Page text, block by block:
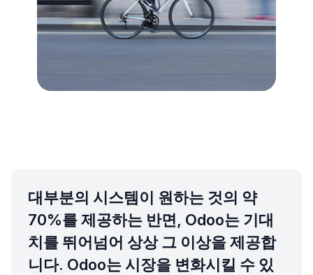
대부분의 시스템이 원하는 것의 약
70%를 제공하는 반면, Odoo는 기대
치를 뛰어넘어 상상 그 이상을 제공합
니다. Odoo는 시장을 변화시킬 수 있